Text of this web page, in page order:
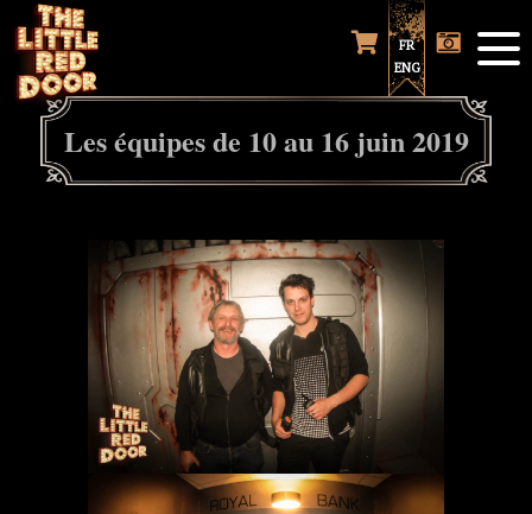
FR
ENG
Les équipes de 10 au 16 juin 2019